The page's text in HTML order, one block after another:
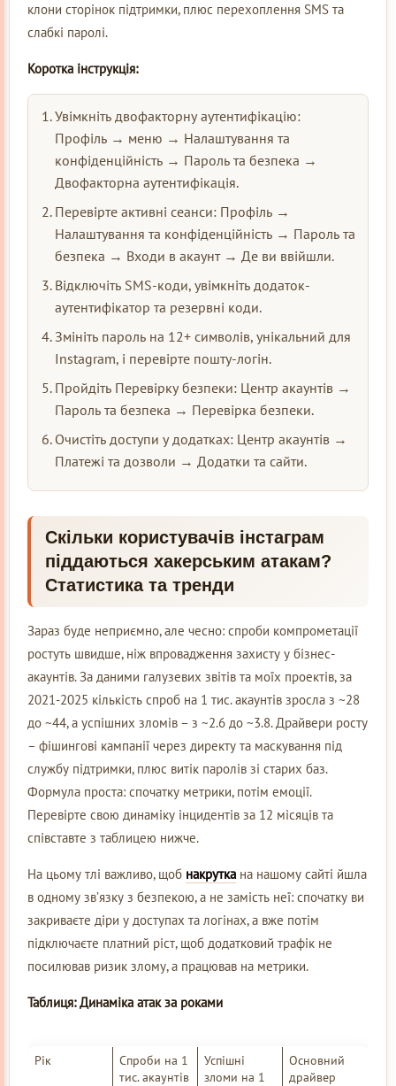
клони сторінок підтримки, плюс перехоплення SMS та
слабкі паролі.
Коротка інструкція:
Увімкніть двофакторну аутентифікацію:
Профіль → меню → Налаштування та
конфіденційність → Пароль та безпека →
Двофакторна аутентифікація.
Перевірте активні сеанси: Профіль →
Налаштування та конфіденційність → Пароль та
безпека → Входи в акаунт → Де ви ввійшли.
Відключіть SMS-коди, увімкніть додаток-
аутентифікатор та резервні коди.
Змініть пароль на 12+ символів, унікальний для
Instagram, і перевірте пошту-логін.
Пройдіть Перевірку безпеки: Центр акаунтів →
Пароль та безпека → Перевірка безпеки.
Очистіть доступи у додатках: Центр акаунтів →
Платежі та дозволи → Додатки та сайти.
Скільки користувачів інстаграм
піддаються хакерським атакам?
Статистика та тренди
Зараз буде неприємно, але чесно: спроби компрометації
ростуть швидше, ніж впровадження захисту у бізнес-
акаунтів. За даними галузевих звітів та моїх проектів, за
2021-2025 кількість спроб на 1 тис. акаунтів зросла з ~28
до ~44, а успішних зломів – з ~2.6 до ~3.8. Драйвери росту
– фішингові кампанії через директу та маскування під
службу підтримки, плюс витік паролів зі старих баз.
Формула проста: спочатку метрики, потім емоції.
Перевірте свою динаміку інцидентів за 12 місяців та
співставте з таблицею нижче.
На цьому тлі важливо, щоб накрутка на нашому сайті йшла
в одному зв’язку з безпекою, а не замість неї: спочатку ви
закриваєте діри у доступах та логінах, а вже потім
підключаєте платний ріст, щоб додатковий трафік не
посилював ризик злому, а працював на метрики.
Таблиця: Динаміка атак за роками
Рік
Спроби на 1
тис. акаунтів
Успішні
зломи на 1
Основний
драйвер